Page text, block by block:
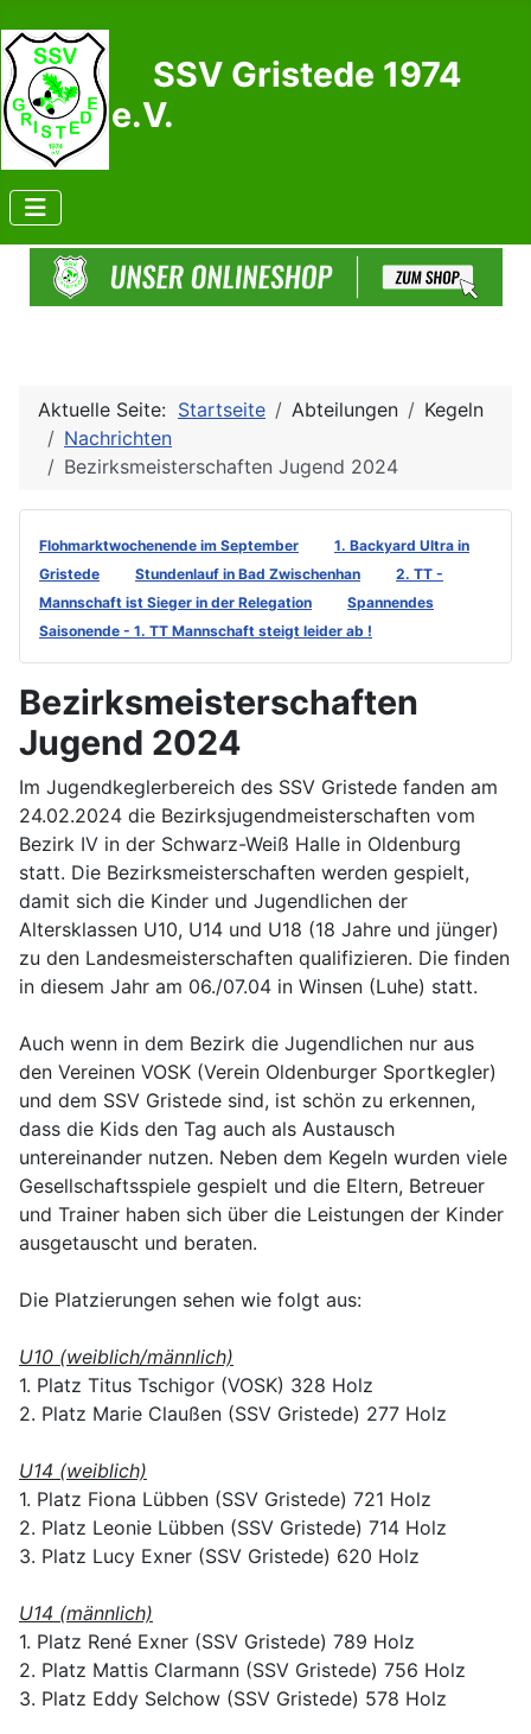
SSV Gristede 1974
e.V.
Aktuelle Seite: Startseite Abteilungen
Kegeln
Nachrichten
Bezirksmeisterschaften Jugend 2024
Flohmarktwochenende im September
1. Backyard Ultra in
Gristede
Stundenlauf in Bad Zwischenhan
2. TT -
Mannschaft ist Sieger in der Relegation
Spannendes
Saisonende - 1. TT Mannschaft steigt leider ab !
Bezirksmeisterschaften
Jugend 2024
Im Jugendkeglerbereich des SSV Gristede fanden am
24.02.2024 die Bezirksjugendmeisterschaften vom
Bezirk IV in der Schwarz-Weiß Halle in Oldenburg
statt. Die Bezirksmeisterschaften werden gespielt,
damit sich die Kinder und Jugendlichen der
Altersklassen U10, U14 und U18 (18 Jahre und jünger)
zu den Landesmeisterschaften qualifizieren. Die finden
in diesem Jahr am 06./07.04 in Winsen (Luhe) statt.
Auch wenn in dem Bezirk die Jugendlichen nur aus
den Vereinen VOSK (Verein Oldenburger Sportkegler)
und dem SSV Gristede sind, ist schön zu erkennen,
dass die Kids den Tag auch als Austausch
untereinander nutzen. Neben dem Kegeln wurden viele
Gesellschaftsspiele gespielt und die Eltern, Betreuer
und Trainer haben sich über die Leistungen der Kinder
ausgetauscht und beraten.
Die Platzierungen sehen wie folgt aus:
U10 (weiblich/männlich)
1. Platz Titus Tschigor (VOSK) 328 Holz
2. Platz Marie Claußen (SSV Gristede) 277 Holz
U14 (weiblich)
1. Platz Fiona Lübben (SSV Gristede) 721 Holz
2. Platz Leonie Lübben (SSV Gristede) 714 Holz
3. Platz Lucy Exner (SSV Gristede) 620 Holz
U14 (männlich)
1. Platz René Exner (SSV Gristede) 789 Holz
2. Platz Mattis Clarmann (SSV Gristede) 756 Holz
3. Platz Eddy Selchow (SSV Gristede) 578 Holz